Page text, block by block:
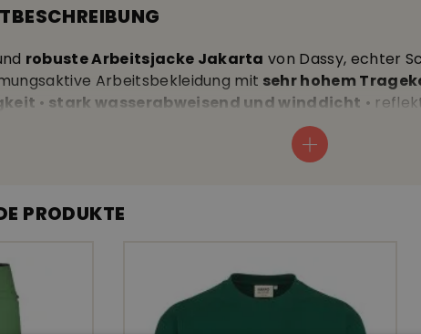
robuste Arbeitsjacke Jakarta von Dassy, echter
Arbeitsbekleidung mit sehr hohem
• stark wasserabweisend und winddicht •
• robuster
PRODUKTE